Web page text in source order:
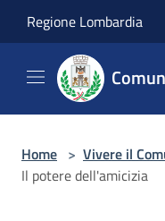
Regione Lombardia
Home > Vivere il
Il potere dell'amicizia